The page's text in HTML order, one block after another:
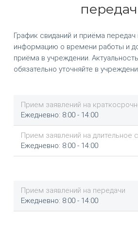
передач
График свиданий и приёма
информацию о времени работы и
приёма в учреждении.
обязательно уточняйте в
Прием заявлений на
Ежедневно: 8:00 - 14:00
Прием заявлений на длительное
Ежедневно: 8:00 - 14:00
Прием заявлений на передачи
Ежедневно: 8:00 - 14:00